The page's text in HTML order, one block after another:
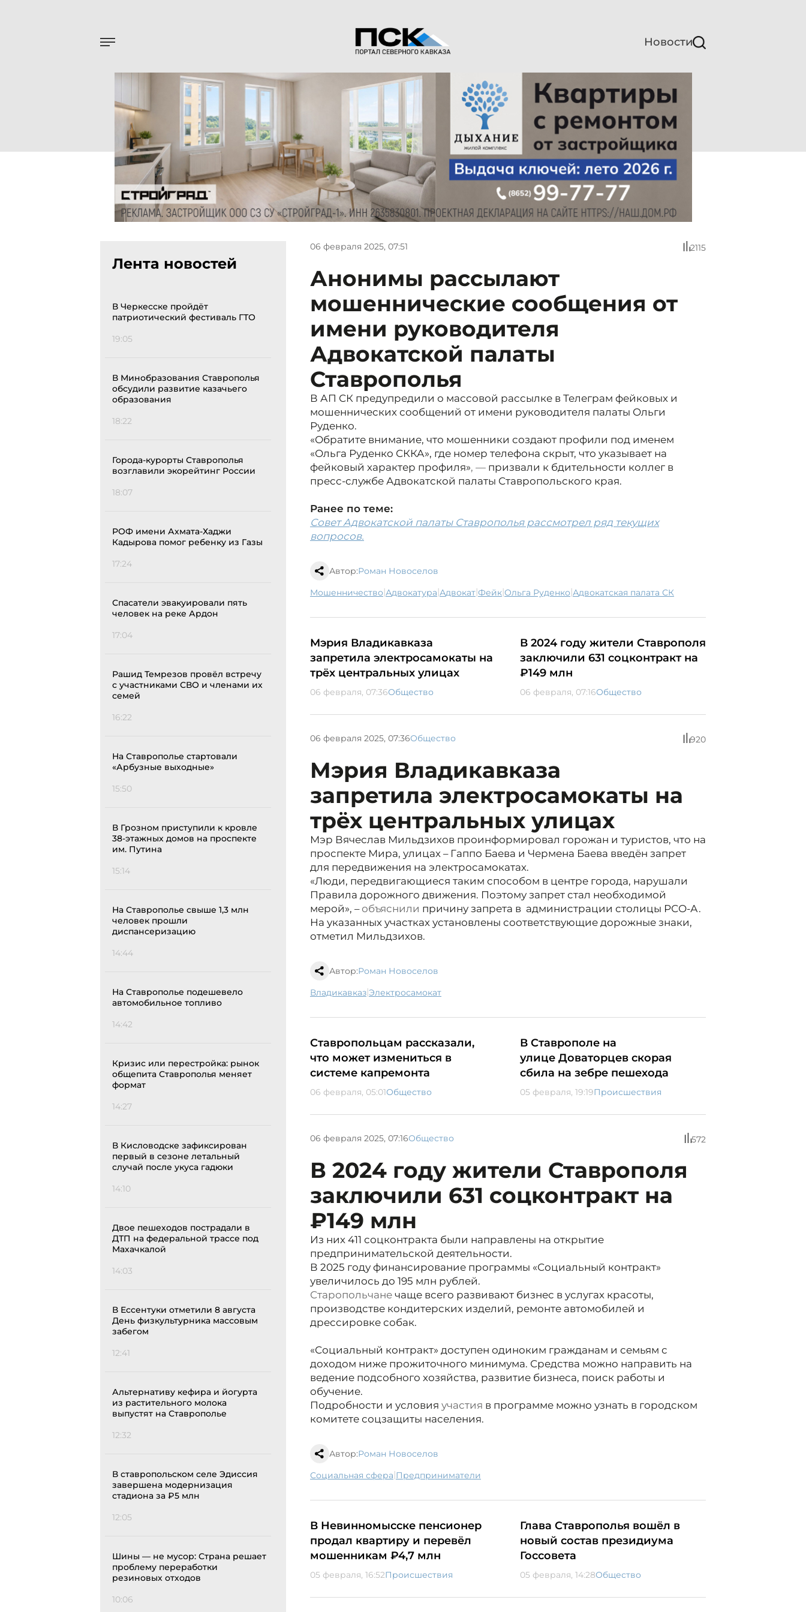
Новости
Лента новостей
В Черкесске пройдёт
патриотический фестиваль ГТО
19:05
В Минобразования Ставрополья
обсудили развитие казачьего
образования
18:22
Города-курорты Ставрополья
возглавили экорейтинг России
18:07
РОФ имени Ахмата-Хаджи
Кадырова помог ребенку из Газы
17:24
Спасатели эвакуировали пять
человек на реке Ардон
17:04
Рашид Темрезов провёл встречу
с участниками СВО и членами их
семей
16:22
На Ставрополье стартовали
«Арбузные выходные»
15:50
В Грозном приступили к кровле
38-этажных домов на проспекте
им. Путина
15:14
На Ставрополье свыше 1,3 млн
человек прошли
диспансеризацию
14:44
На Ставрополье подешевело
автомобильное топливо
14:42
Кризис или перестройка: рынок
общепита Ставрополья меняет
формат
14:27
В Кисловодске зафиксирован
первый в сезоне летальный
случай после укуса гадюки
14:10
Двое пешеходов пострадали в
ДТП на федеральной трассе под
Махачкалой
14:03
В Ессентуки отметили 8 августа
День физкультурника массовым
забегом
12:41
Альтернативу кефира и йогурта
из растительного молока
выпустят на Ставрополье
12:32
В ставропольском селе Эдиссия
завершена модернизация
стадиона за ₽5 млн
12:05
Шины — не мусор: Страна решает
проблему переработки
резиновых отходов
10:06
06 февраля 2025, 07:51 2115
Анонимы рассылают
мошеннические сообщения от
имени руководителя
Адвокатской палаты
Ставрополья
В АП СК предупредили о массовой рассылке в Телеграм фейковых и
мошеннических сообщений от имени руководителя палаты Ольги
Руденко.
«Обратите внимание, что мошенники создают профили под именем
«Ольга Руденко СККА», где номер телефона скрыт, что указывает на
фейковый характер профиля», — призвали к бдительности коллег в
пресс-службе Адвокатской палаты Ставропольского края.
Ранее по теме:
Совет Адвокатской палаты Ставрополья рассмотрел ряд текущих
вопросов.
Автор:Роман Новоселов
мошенничество| адвокатура| адвокат| фейк| Ольга Руденко| Адвокатская палата СК
Мэрия Владикавказа
запретила электросамокаты на
трёх центральных улицах
06 февраля, 07:36Общество
В 2024 году жители Ставрополя
заключили 631 соцконтракт на
₽149 млн
06 февраля, 07:16Общество
06 февраля 2025, 07:36Общество 920
Мэрия Владикавказа
запретила электросамокаты на
трёх центральных улицах
Мэр Вячеслав Мильдзихов проинформировал горожан и туристов, что на
проспекте Мира, улицах – Гаппо Баева и Чермена Баева введён запрет
для передвижения на электросамокатах.
«Люди, передвигающиеся таким способом в центре города, нарушали
Правила дорожного движения. Поэтому запрет стал необходимой
мерой», – объяснили причину запрета в администрации столицы РСО-А.
На указанных участках установлены соответствующие дорожные знаки,
отметил Мильдзихов.
Автор:Роман Новоселов
Владикавказ| электросамокат
Ставропольцам рассказали,
что может измениться в
системе капремонта
06 февраля, 05:01Общество
В Ставрополе на
улице Доваторцев скорая
сбила на зебре пешехода
05 февраля, 19:19Происшествия
06 февраля 2025, 07:16Общество 572
В 2024 году жители Ставрополя
заключили 631 соцконтракт на
₽149 млн
Из них 411 соцконтракта были направлены на открытие
предпринимательской деятельности.
В 2025 году финансирование программы «Социальный контракт»
увеличилось до 195 млн рублей.
Старопольчане чаще всего развивают бизнес в услугах красоты,
производстве кондитерских изделий, ремонте автомобилей и
дрессировке собак.
«Социальный контракт» доступен одиноким гражданам и семьям с
доходом ниже прожиточного минимума. Средства можно направить на
ведение подсобного хозяйства, развитие бизнеса, поиск работы и
обучение.
Подробности и условия участия в программе можно узнать в городском
комитете соцзащиты населения.
Автор:Роман Новоселов
социальная сфера| предприниматели
В Невинномысске пенсионер
продал квартиру и перевёл
мошенникам ₽4,7 млн
05 февраля, 16:52Происшествия
Глава Ставрополья вошёл в
новый состав президиума
Госсовета
05 февраля, 14:28Общество